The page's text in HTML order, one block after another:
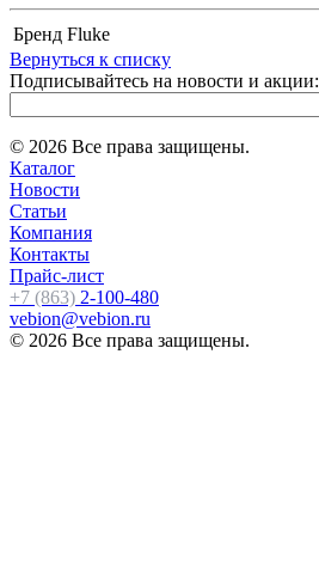
Бренд Fluke
Вернуться к списку
Подписывайтесь на новости и акции:
© 2026 Все права защищены.
Каталог
Новости
Статьи
Компания
Контакты
Прайс-лист
+7 (863) 2-100-480
vebion@vebion.ru
© 2026 Все права защищены.